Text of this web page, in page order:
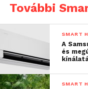
időzítés és
be lehet állítani,
elhúzza a
Vagy legalább
a fenébe, a
A SwitchBot
További
SMART
A
és
SMART